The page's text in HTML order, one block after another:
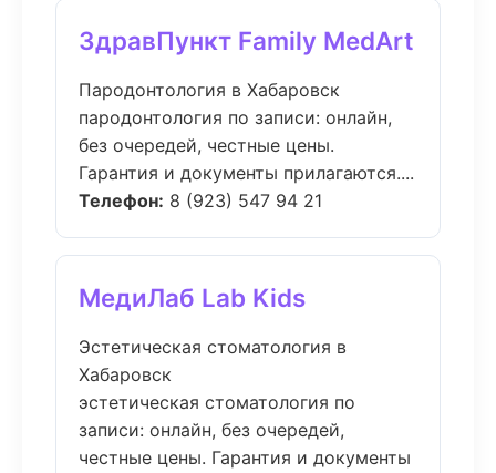
ЗдравПункт Family MedArt
Пародонтология в Хабаровск
пародонтология по записи: онлайн,
без очередей, честные цены.
Гарантия и документы прилагаются....
Телефон: 8 (923) 547 94 21
МедиЛаб Lab Kids
Эстетическая стоматология в
Хабаровск
эстетическая стоматология по
записи: онлайн, без очередей,
честные цены. Гарантия и документы